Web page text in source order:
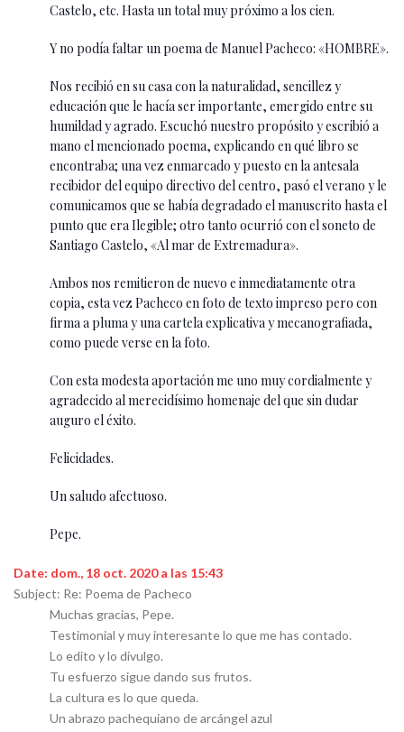
Castelo, etc. Hasta un total muy próximo a los cien.
Y no podía faltar un poema de Manuel Pacheco: «HOMBRE».
Nos recibió en su casa con la naturalidad, sencillez y
educación que le hacía ser importante, emergido entre su
humildad y agrado. Escuchó nuestro propósito y escribió a
mano el mencionado poema, explicando en qué libro se
encontraba; una vez enmarcado y puesto en la antesala
recibidor del equipo directivo del centro, pasó el verano y le
comunicamos que se había degradado el manuscrito hasta el
punto que era Ilegible; otro tanto ocurrió con el soneto de
Santiago Castelo, «Al mar de Extremadura».
Ambos nos remitieron de nuevo e inmediatamente otra
copia, esta vez Pacheco en foto de texto impreso pero con
firma a pluma y una cartela explicativa y mecanografiada,
como puede verse en la foto.
Con esta modesta aportación me uno muy cordialmente y
agradecido al merecidísimo homenaje del que sin dudar
auguro el éxito.
Felicidades.
Un saludo afectuoso.
Pepe.
Date: dom., 18 oct. 2020 a las 15:43
Subject: Re: Poema de Pacheco
Muchas gracias, Pepe.
Testimonial y muy interesante lo que me has contado.
Lo edito y lo divulgo.
Tu esfuerzo sigue dando sus frutos.
La cultura es lo que queda.
Un abrazo pachequiano de arcángel azul